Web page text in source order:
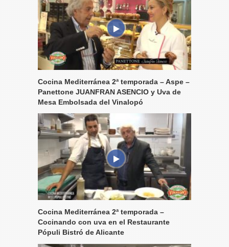
Cocina Mediterránea 2ª temporada – Aspe –
Panettone JUANFRAN ASENCIO y Uva de
Mesa Embolsada del Vinalopó
Cocina Mediterránea 2ª temporada –
Cocinando con uva en el Restaurante
Pópuli Bistró de Alicante